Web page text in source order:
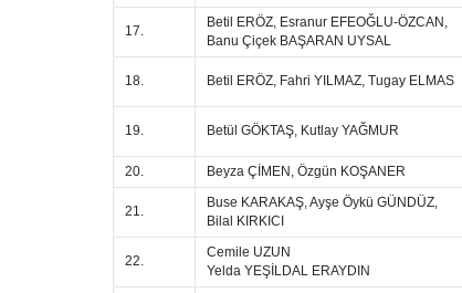
17.
Betil ERÖZ, Esranur EFEOĞLU-ÖZCAN,
Banu Çiçek BAŞARAN UYSAL
18. Betil ERÖZ, Fahri YILMAZ, Tugay ELMAS
19. Betül GÖKTAŞ, Kutlay YAĞMUR
20.
Beyza ÇİMEN, Özgün KOŞANER
21.
Buse KARAKAŞ, Ayşe Öykü GÜNDÜZ,
Bilal KIRKICI
22.
Cemile UZUN
Yelda YEŞİLDAL ERAYDIN